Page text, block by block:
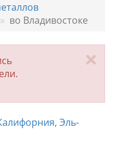
во Владивостоке
Эль-